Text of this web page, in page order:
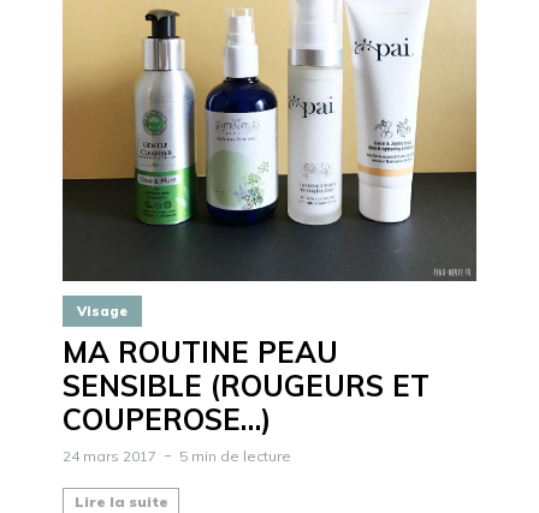
Visage
MA ROUTINE PEAU
SENSIBLE (ROUGEURS ET
COUPEROSE…)
24 mars 2017 5 min de lecture
Lire la suite